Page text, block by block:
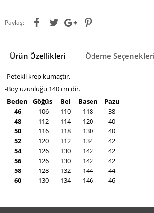
Paylaş:
Ürün Özellikleri Ödeme Seçenekleri
-Petekli krep kumaştır.
-Boy uzunluğu 140 cm'dir.
Beden
Göğüs Bel Basen
Pazu
46
106 110 118
38
48
112 114 120
40
50
116 118 130
40
52
120 112 134
42
54
126 130 142
42
56
126 130 142
42
58
128 132 144
44
60
130 134 146 46